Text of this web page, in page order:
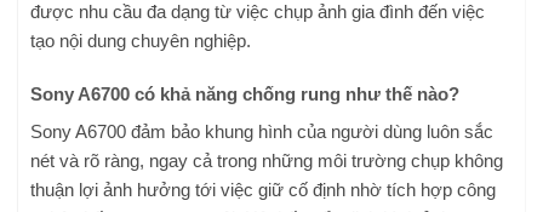
được nhu cầu đa dạng từ việc chụp ảnh gia đình đến việc
tạo nội dung chuyên nghiệp.
Sony A6700 có khả năng chống rung như thế nào?
Sony A6700 đảm bảo khung hình của người dùng luôn sắc
nét và rõ ràng, ngay cả trong những môi trường chụp không
thuận lợi ảnh hưởng tới việc giữ cố định nhờ tích hợp công